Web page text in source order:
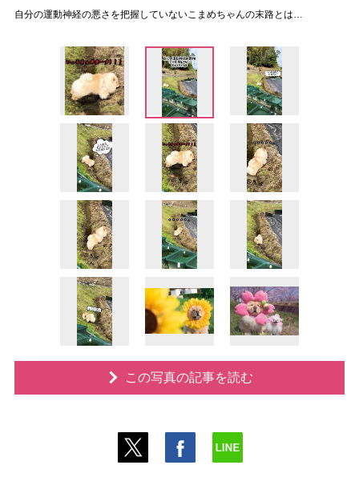
自分の運動神経の悪さを把握していないこまめちゃんの末路とは…
この写真の記事を読む